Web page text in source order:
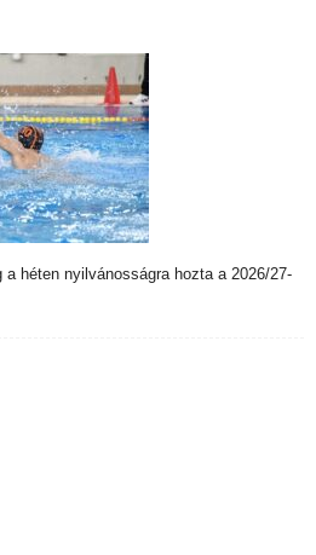
héten nyilvánosságra hozta a 2026/27-